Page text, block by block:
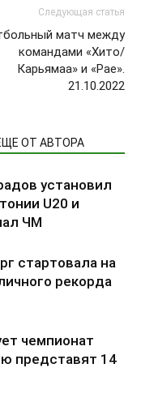
Следующая статья
матч между
командами «Хито/
Карьямаа» и «Рае».
21.10.2022
ОТ АВТОРА
установил
U20 и
ЧМ
стартовала на
рекорда
чемпионат
представят 14